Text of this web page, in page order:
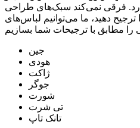
فرقی نمی‌کند سبک‌های طراحی
ترجیح دهید، ما می‌توانیم لباس‌های
جین
هودی
ژاکت
جوگر
شورت
تی شرت
تانک تاپ